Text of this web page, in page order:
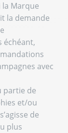
Marque
la demande
échéant,
avec
partie de
et/ou
de
plus